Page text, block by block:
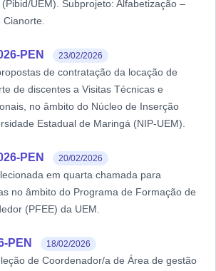
UEM). Subprojeto: Alfabetização –
PEN 23/02/2026
de contratação da locação de
de discentes a Visitas Técnicas e
no âmbito do Núcleo de Inserção
Estadual de Maringá (NIP-UEM).
PEN 20/02/2026
em quarta chamada para
no âmbito do Programa de Formação de
(PFEE) da UEM.
PEN 18/02/2026
de Coordenador/a de Área de gestão